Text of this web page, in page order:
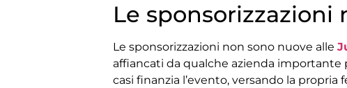
Le
Le sponsorizzazioni non sono nuove alle
affiancati da qualche azienda importante
casi finanzia l’evento, versando la